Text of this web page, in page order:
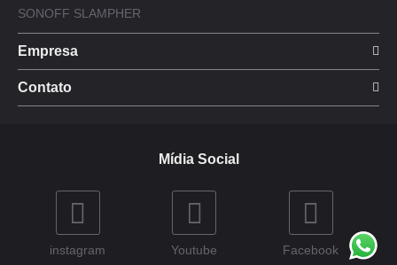
SONOFF SLAMPHER
Empresa
Contato
Mídia Social
instagram Youtube Facebook